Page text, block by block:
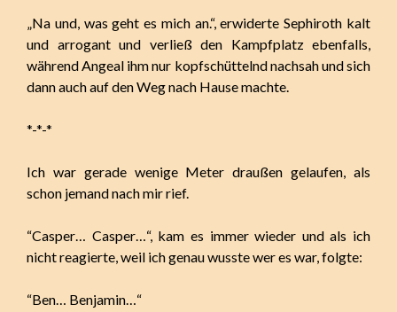
„Na und, was geht es mich an.“, erwiderte Sephiroth kalt
und arrogant und verließ den Kampfplatz ebenfalls,
während Angeal ihm nur kopfschüttelnd nachsah und sich
dann auch auf den Weg nach Hause machte.
*-*-*
Ich war gerade wenige Meter draußen gelaufen, als
schon jemand nach mir rief.
“Casper… Casper…“, kam es immer wieder und als ich
nicht reagierte, weil ich genau wusste wer es war, folgte:
“Ben… Benjamin…“